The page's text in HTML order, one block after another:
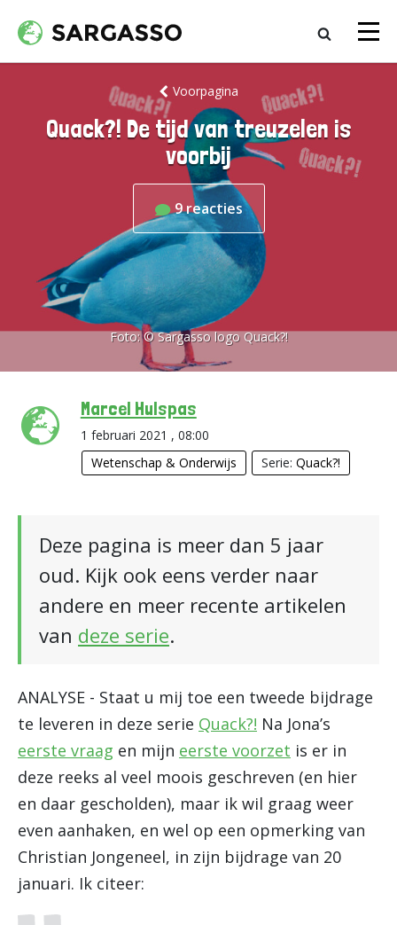
Voorpagina
Quack?! De tijd van treuzelen is
voorbij
9reacties
Foto:© Sargasso logo Quack?!
Marcel Hulspas
1 februari 2021 , 08:00
Wetenschap & Onderwijs
Serie: Quack?!
Deze pagina is meer dan 5 jaar
oud. Kijk ook eens verder naar
andere en meer recente artikelen
van deze serie.
ANALYSE - Staat u mij toe een tweede bijdrage
te leveren in deze serie Quack?! Na Jona’s
eerste vraag en mijn eerste voorzet is er in
deze reeks al veel moois geschreven (en hier
en daar gescholden), maar ik wil graag weer
even aanhaken, en wel op een opmerking van
Christian Jongeneel, in zijn bijdrage van 20
januari. Ik citeer: